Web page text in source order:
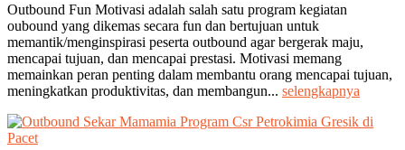
Outbound Fun Motivasi adalah salah satu program kegiatan
oubound yang dikemas secara fun dan bertujuan untuk
memantik/menginspirasi peserta outbound agar bergerak maju,
mencapai tujuan, dan mencapai prestasi. Motivasi memang
memainkan peran penting dalam membantu orang mencapai tujuan,
meningkatkan produktivitas, dan membangun... selengkapnya